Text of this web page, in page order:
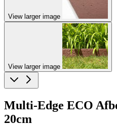
View larger image
View larger image
Multi-Edge ECO
20cm